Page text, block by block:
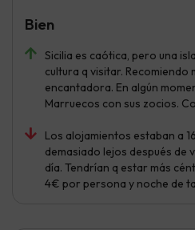
Sicilia es caótica, pero una
cultura q visitar. Recomiendo
encantadora. En algún
Marruecos con sus zocios.
Los alojamientos estaban a
demasiado lejos después de
día. Tendrían q estar más
4€ por persona y noche de
Bien